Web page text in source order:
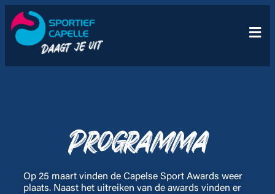
Programma
Op 25 maart vinden de Capelse Sport Awards weer
plaats. Naast het uitreiken van de awards vinden er